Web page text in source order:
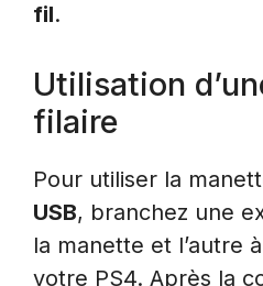
fil.
Utilisation
filaire
Pour utiliser la
USB, branchez une
la manette et l’autre
votre PS4. Après la